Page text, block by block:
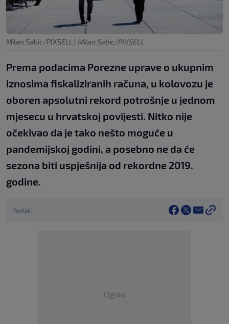
Milan Sabic/PIXSELL | Milan Sabic/PIXSELL
Prema podacima Porezne uprave o ukupnim
iznosima fiskaliziranih računa, u kolovozu je
oboren apsolutni rekord potrošnje u jednom
mjesecu u hrvatskoj povijesti. Nitko nije
očekivao da je tako nešto moguće u
pandemijskoj godini, a posebno ne da će
sezona biti uspješnija od rekordne 2019.
godine.
Podijeli
Oglas